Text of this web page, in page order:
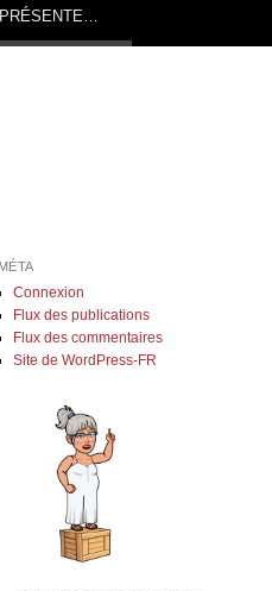
MÉTA
Connexion
Flux des publications
Flux des commentaires
Site de WordPress-FR